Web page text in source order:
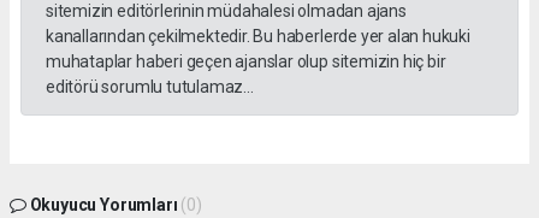
sitemizin editörlerinin müdahalesi olmadan ajans
kanallarından çekilmektedir. Bu haberlerde yer alan hukuki
muhataplar haberi geçen ajanslar olup sitemizin hiç bir
editörü sorumlu tutulamaz...
Okuyucu Yorumları (0)